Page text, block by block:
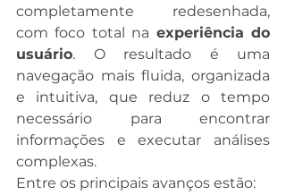
completamente redesenhada,
com foco total na experiência do
usuário. O resultado é uma
navegação mais fluida, organizada
e intuitiva, que reduz o tempo
necessário para encontrar
informações e executar análises
complexas.
Entre os principais avanços estão: